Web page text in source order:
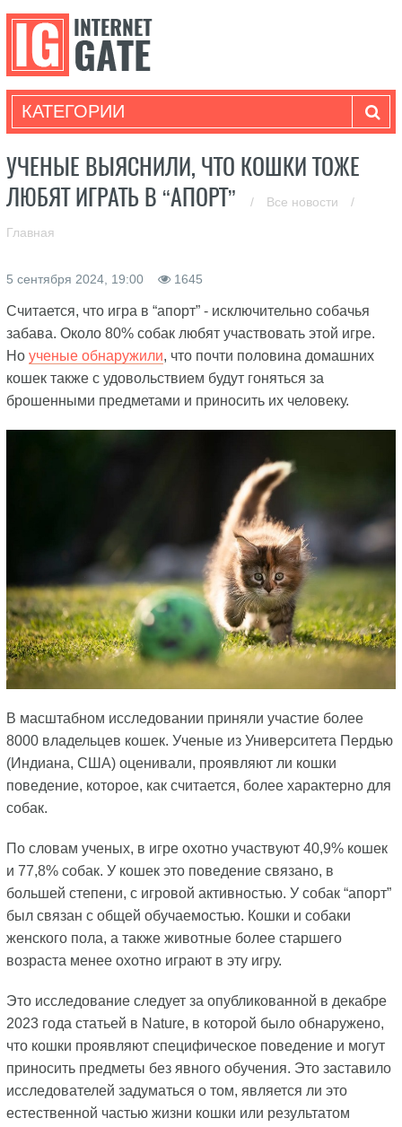
КАТЕГОРИИ
УЧЕНЫЕ ВЫЯСНИЛИ, ЧТО КОШКИ ТОЖЕ
ЛЮБЯТ ИГРАТЬ В “АПОРТ”
/ Все новости /
Главная
5 сентября 2024, 19:00 1645
Считается, что игра в “апорт” - исключительно собачья
забава. Около 80% собак любят участвовать этой игре.
Но ученые обнаружили, что почти половина домашних
кошек также с удовольствием будут гоняться за
брошенными предметами и приносить их человеку.
В масштабном исследовании приняли участие более
8000 владельцев кошек. Ученые из Университета Пердью
(Индиана, США) оценивали, проявляют ли кошки
поведение, которое, как считается, более характерно для
собак.
По словам ученых, в игре охотно участвуют 40,9% кошек
и 77,8% собак. У кошек это поведение связано, в
большей степени, с игровой активностью. У собак “апорт”
был связан с общей обучаемостью. Кошки и собаки
женского пола, а также животные более старшего
возраста менее охотно играют в эту игру.
Это исследование следует за опубликованной в декабре
2023 года статьей в Nature, в которой было обнаружено,
что кошки проявляют специфическое поведение и могут
приносить предметы без явного обучения. Это заставило
исследователей задуматься о том, является ли это
естественной частью жизни кошки или результатом